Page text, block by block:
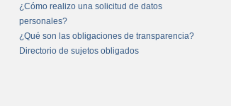
¿Cómo realizo una solicitud de datos
personales?
¿Qué son las obligaciones de transparencia?
Directorio de sujetos obligados